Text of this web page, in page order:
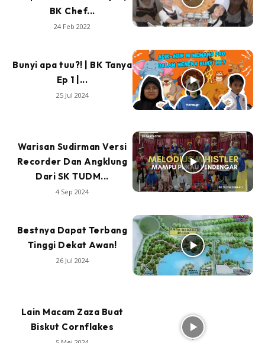
BK Chef...
24 Feb 2022
Bunyi apa tuu?! | BK Tanya
Ep 1 |...
25 Jul 2024
Warisan Sudirman Versi
Recorder Dan Angklung
Dari SK TUDM...
4 Sep 2024
Bestnya Dapat Terbang
Tinggi Dekat Awan!
26 Jul 2024
Lain Macam Zaza Buat
Biskut Cornflakes